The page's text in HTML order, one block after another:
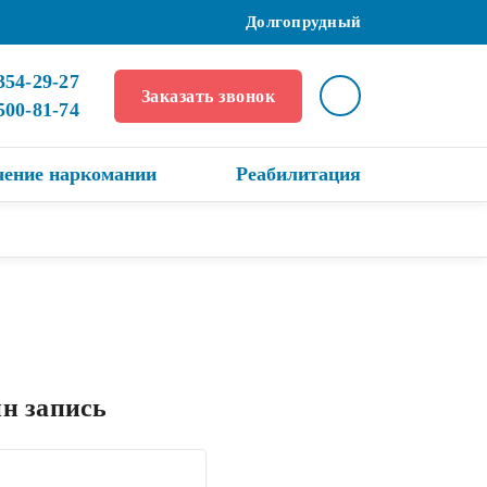
Долгопрудный
29-27
81-74
Заказать звонок
наркомании Реабилитация
запись